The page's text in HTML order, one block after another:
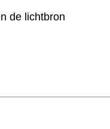
de lichtbron